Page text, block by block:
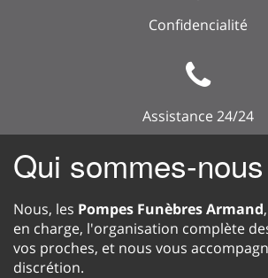
Confidencialité
Assistance 24/24
Qui sommes-nous
Nous, les Pompes Funèbres Armand
en charge, l'organisation complète
vos proches, et nous vous
discrétion.